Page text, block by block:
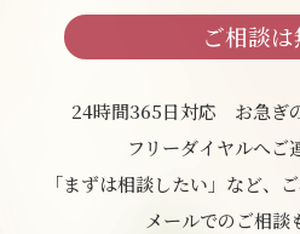
ご相談
24時間365日対応 お急ぎ
フリーダイヤルへご
「まずは相談したい」など、
メールでのご相談